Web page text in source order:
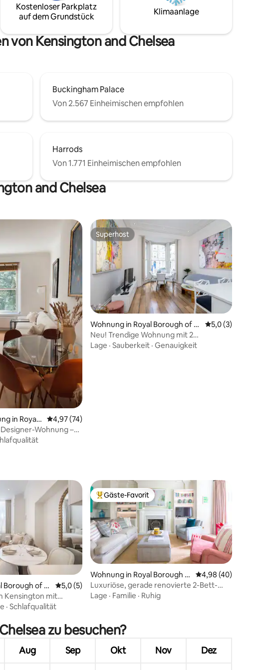
Londons zu
der perfekte
über eine Gas-
und Carl-Hansen-Möbeln ist es ein
luxuriöser Rückzugsort; ein privates
behandeln sollst.
Kostenloser Parkplatz
auf dem Grundstück
Klimaanlage
von Kensington and Chelsea
Buckingham Palace
Von 2.567 Einheimischen empfohlen
Harrods
Von 1.771 Einheimischen empfohlen
and Chelsea
4,9 von 5, 62 Bewertungen
in Royal
and C
Durchschnittliche Bewertung: 4,97 von 5, 74 Bewertungen
4,97 (74)
Wohnung –
Superhost
Superhost
Wohnung in Royal Borough of K
ensington and Chelsea
Durchschnittliche
5,0 (3)
Neu! Trendige Wohnung mit 2
Schlafzimmern, 5 Min. zur U-Bahn-
Lage · Sauberkeit · Genauigkeit
von 5, 14 Bewertungen
Borough of K
Durchschnittliche Bewertung: 5,0 von 5, 5 Bewertungen
5,0 (5)
Kensington mit
· Schlafqualität
Beliebter Gäste-Favorit.
Gäste-Favorit
Wohnung in Royal Borough o
f Kensington and Chelsea
Durchschnittliche
4,98 (40)
Luxuriöse, gerade renovierte 2-Bett-
Wohnung in Kensington
Lage · Familie · Ruhig
zu besuchen?
Aug Sep Okt Nov Dez